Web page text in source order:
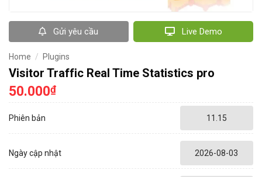
Gửi yêu cầu Live Demo
Home / Plugins
Visitor Traffic Real Time Statistics pro
50.000₫
Phiên bản 11.15
Ngày cập nhật 2026-08-03